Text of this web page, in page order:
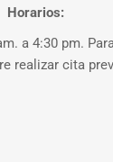
Horarios:
a 4:30 pm.
realizar cita